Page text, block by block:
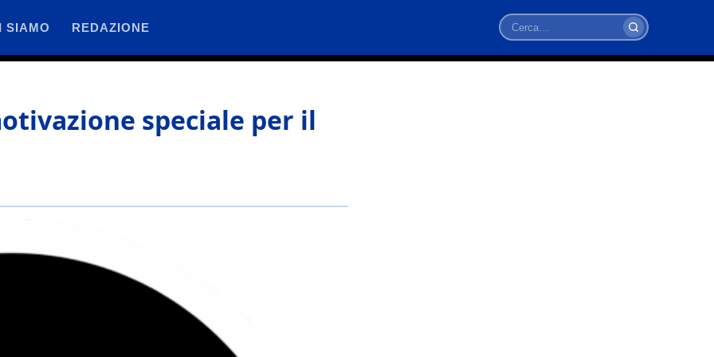
SIAMO REDAZIONE
Cerca
speciale per il